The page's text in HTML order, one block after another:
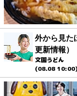
外から見た
更新情報）
文園うどん
(08.08